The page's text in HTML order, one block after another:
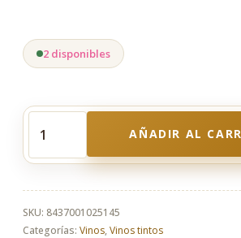
2 disponibles
Sanz
Colorado
2016
cantidad
AÑADIR AL
SKU: 8437001025145
Categorías: Vinos,Vinos tintos